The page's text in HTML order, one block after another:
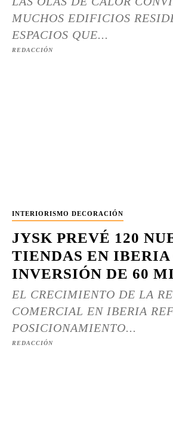
MUCHOS EDIFICIOS
ESPACIOS QUE...
REDACCIÓN
INTERIORISMO DECORACIÓN
JYSK PREVÉ 120
TIENDAS EN IBERIA
INVERSIÓN DE 60
EL CRECIMIENTO DE LA
COMERCIAL EN IBERIA
POSICIONAMIENTO...
REDACCIÓN